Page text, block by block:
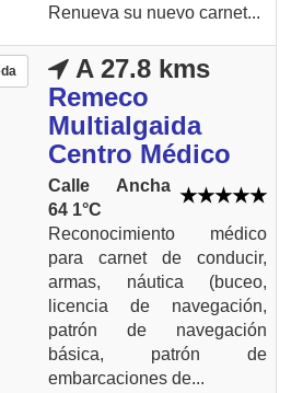
Renueva su nuevo carnet...
A 27.8 kms
Remeco
Multialgaida
Centro Médico
Calle Ancha
64 1°C
Reconocimiento médico
para carnet de conducir,
armas, náutica (buceo,
licencia de navegación,
patrón de navegación
básica, patrón de
embarcaciones de...